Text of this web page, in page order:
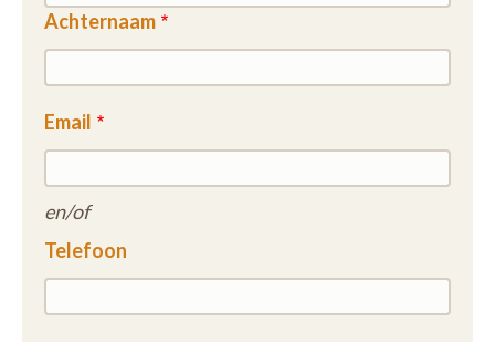
Achternaam
Email
en/of
Telefoon